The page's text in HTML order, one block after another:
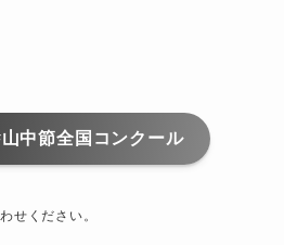
中節全国コンクール
せください。